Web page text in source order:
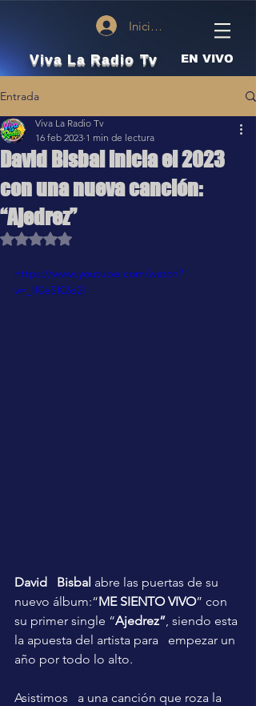
Iniciar sesión
Viva La Radio Tv EN VIVO
Entrada
David Bisbal inicia el 2023
con una nueva canción:
“Ajedrez”
Viva La Radio Tv
16 feb 2023 1 min de lectura
Obtuvo NaN de 5 estrellas.
https://www.youtube.com/watch?
v=_II0eSK2d2I
David   Bisbal abre las puertas de su
nuevo álbum:“ME SIENTO VIVO” con
su primer single “Ajedrez” , siendo esta
la apuesta del artista para   empezar un
año por todo lo alto.
Asistimos   a una canción que roza la